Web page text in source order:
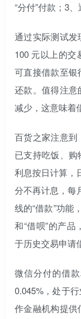
“分付”付款；3、
通过实际测试发
100 元以上的交
可直接借款至
还款。值得注意
减少，这意味着
百货之家注意到
已支持吃饭、
利息按日计算，
分不再计息，每
线的“借款”功能
和“借呗”的产
于历史交易申请
微信分付的借
0.045%，处于
作金融机构提供